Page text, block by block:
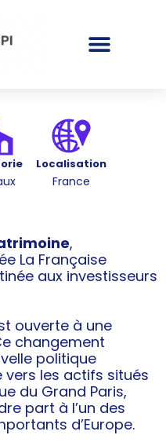
Localisation
France
,
La Française
aux investisseurs
ouverte à une
changement
politique
vers les actifs situés
du Grand Paris,
part à l’un des
d’Europe.